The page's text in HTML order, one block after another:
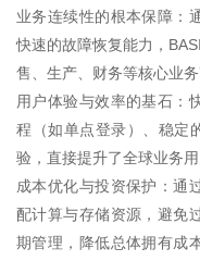
业务连续性的根本保障：
快速的故障恢复能力，
售、生产、财务等核心业
用户体验与效率的基石：
程（如单点登录）、稳定
验，直接提升了全球业务
成本优化与投资保护：通
配计算与存储资源，避免
期管理，降低总体拥有成